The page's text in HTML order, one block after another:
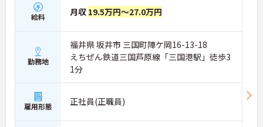
給料 月収 19.5万円～27.0万円
勤務地
福井県 坂井市 三国町陣ケ岡16-13-18
えちぜん鉄道三国芦原線「三国港駅」徒歩3
1分
雇用形態 正社員(正職員)